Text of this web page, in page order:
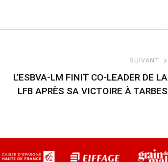
SUIVANT
L’ESBVA-LM FINIT CO-LEADER DE LA
LFB APRÈS SA VICTOIRE À TARBES